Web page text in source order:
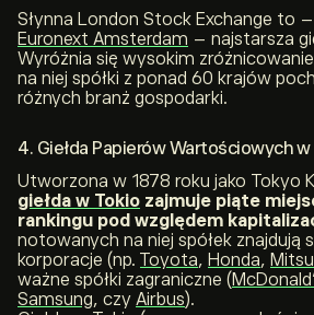
Słynna London Stock Exchange to
Euronext Amsterdam – najstarsza
Wyróżnia się wysokim
na niej spółki z ponad 60 krajów
różnych branż gospodarki.
4. Giełda Papierów Wartościowych w
Utworzona w 1878 roku jako Tokyo
giełda w Tokio zajmuje piąte
rankingu pod względem
notowanych na niej spółek znajdują
korporacje (np. Toyota, Honda,
ważne spółki zagraniczne (
Samsung, czy Airbus).